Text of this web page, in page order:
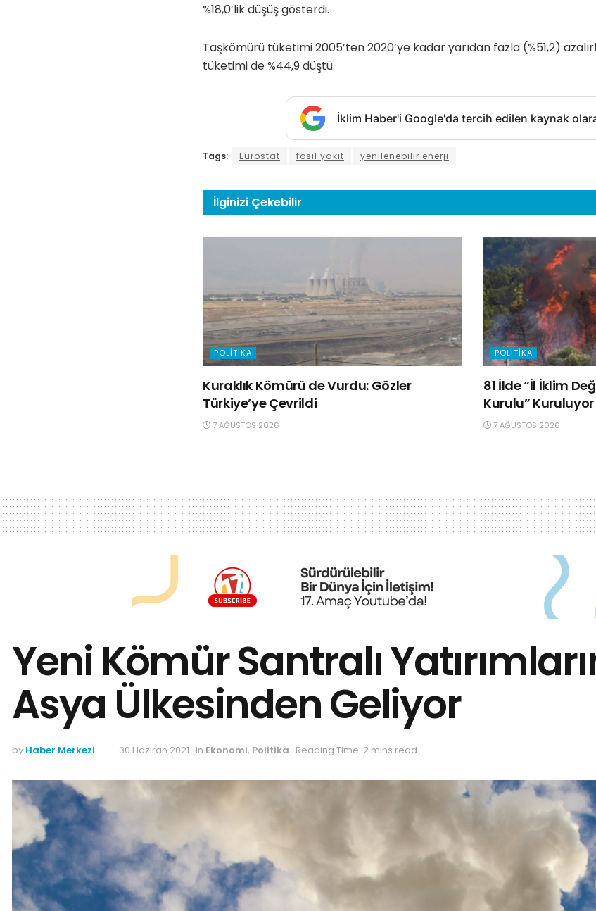
%18,0’lik düşüş gösterdi.
Taşkömürü tüketimi 2005’ten 2020’ye kadar yarıdan fazla (%51,2)
tüketimi de %44,9 düştü.
İklim Haber'i Google'da tercih edilen kaynak
Tags: Eurostat fosil yakıt yenilenebilir enerji
İlginizi Çekebilir
POLITIKA
Kuraklık Kömürü de Vurdu: Gözler
Türkiye’ye Çevrildi
7 AĞUSTOS 2026
POLITIKA
81 İlde “İl İklim
Kurulu” Kuruluyor
7 AĞUSTOS 2026
Yeni Kömür Santralı
Asya Ülkesinden Geliyor
by Haber Merkezi 30 Haziran 2021 in Ekonomi, Politika Reading Time: 2 mins read